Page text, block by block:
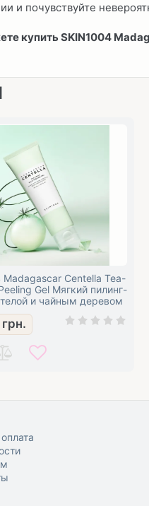
и почувствуйте
купитьSKIN1004
Madagascar Centella Tea-
Gel Мягкий пилинг-
и чайным деревом
грн.